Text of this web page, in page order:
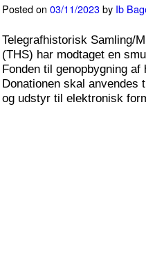
Posted on 03/11/2023by Ib
Telegrafhistorisk Samling/
(THS) har modtaget en
Fonden til genopbygning
Donationen skal
og udstyr til elektronisk